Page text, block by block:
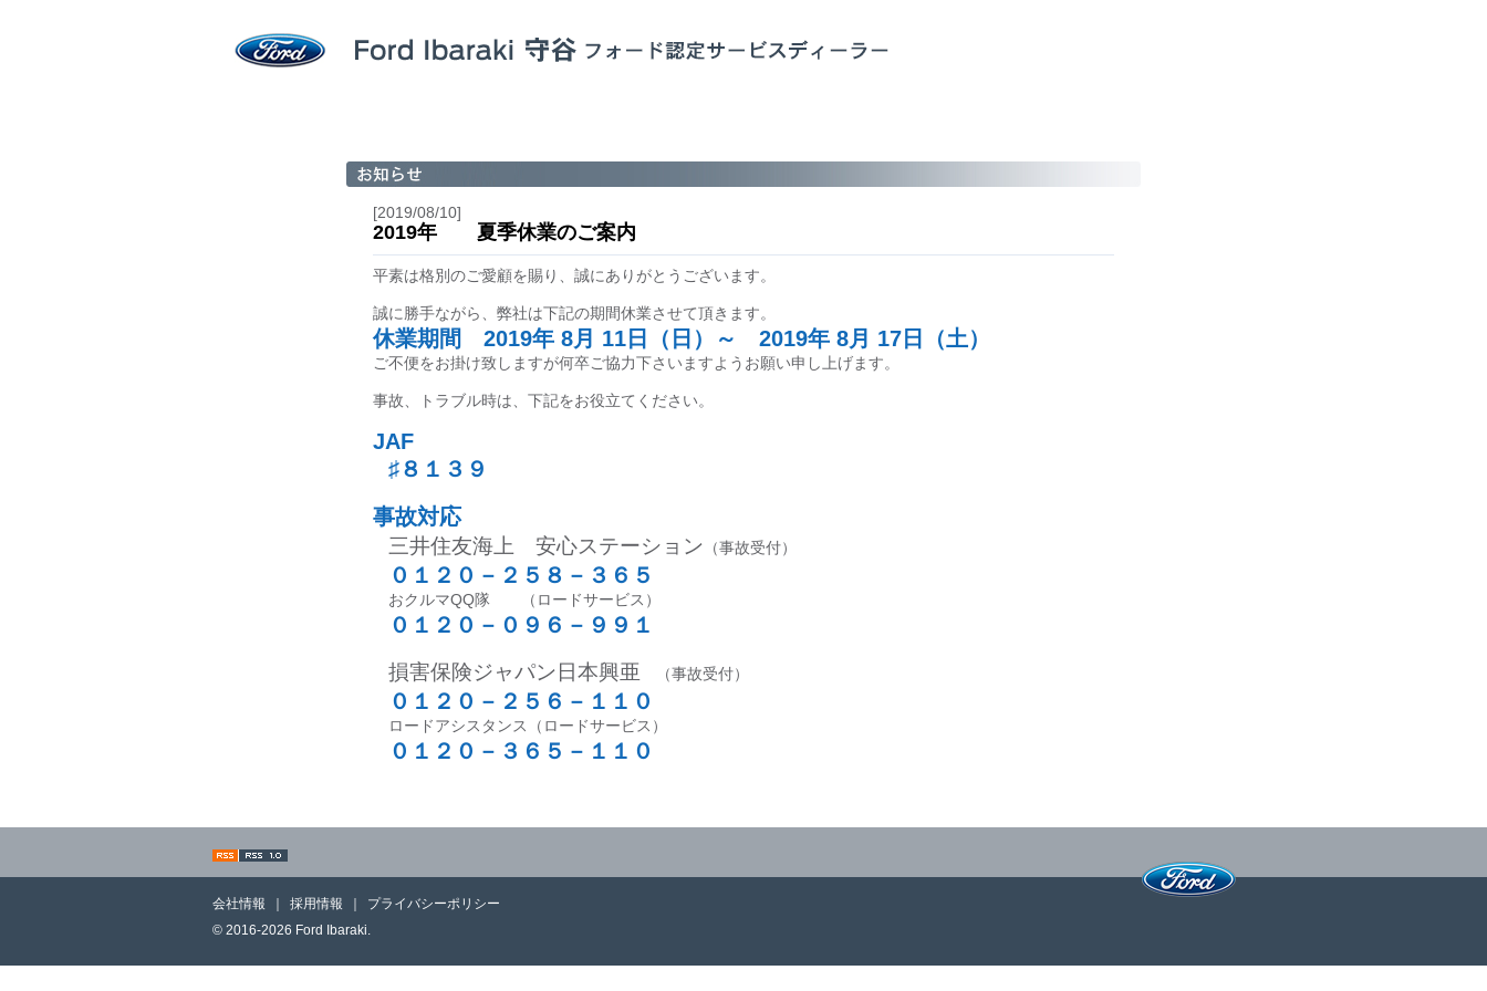
[2019/08/10]
2019年 夏季休業のご案内
平素は格別のご愛顧を賜り、誠にありがとうございます。
誠に勝手ながら、弊社は下記の期間休業させて頂きます。
休業期間 2019年 8月 11日（日）～ 2019年 8月 17日（土）
ご不便をお掛け致しますが何卒ご協力下さいますようお願い申し上げます。
事故、トラブル時は、下記をお役立てください。
JAF
♯８１３９
事故対応
三井住友海上 安心ステーション （事故受付）
０１２０－２５８－３６５
おクルマQQ隊 （ロードサービス）
０１２０－０９６－９９１
損害保険ジャパン日本興亜 （事故受付）
０１２０－２５６－１１０
ロードアシスタンス（ロードサービス）
０１２０－３６５－１１０
会社情報 採用情報
プライバシーポリシー
© 2016-2026 Ford Ibaraki.